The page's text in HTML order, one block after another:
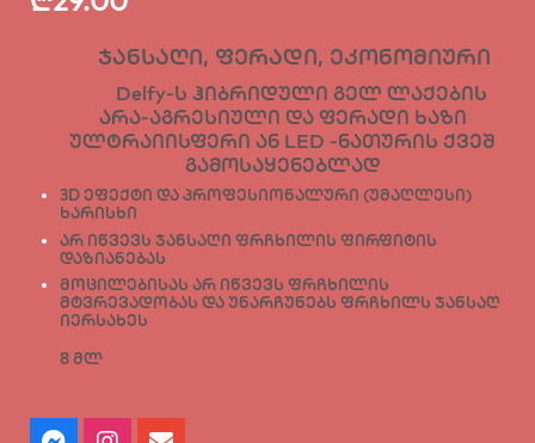
ჯანსაღი, ფერადი, ეკონომიური
Delfy-ს ჰიბრიდული გელ ლაქების
არა-აგრესიული და ფერადი ხაზი
ულტრაიისფერი ან LED -ნათურის ქვეშ
გამოსაყენებლად
3D ეფექტი და პროფესიონალური (უმაღლესი)
ხარისხი
არ იწვევს ჯანსაღი ფრჩხილის ფირფიტის
დაზიანებას
მოცილებისას არ იწვევს ფრჩხილის
მტვრევადობას და უნარჩუნებს ფრჩხილს ჯანსაღ
იერსახეს
8 მლ